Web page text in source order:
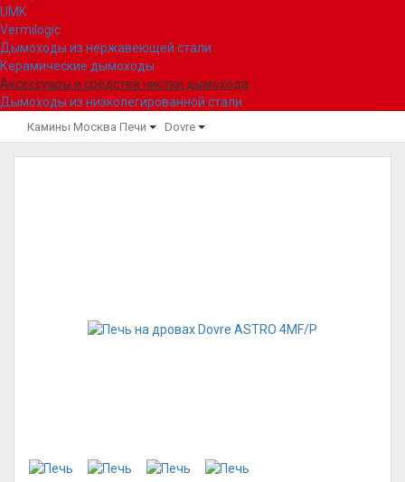
UMK
Vermilogic
Дымоходы из нержавеющей стали
Керамические дымоходы
Аксессуары и средства чистки дымохода
Дымоходы из низколегированной стали
Камины Москва Печи Dovre